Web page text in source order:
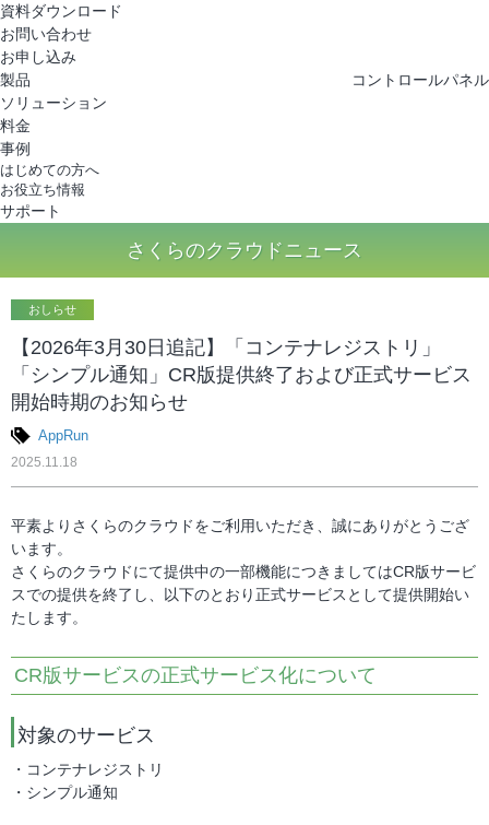
さくらのクラウド
資料ダウンロード
お問い合わせ
お申し込み
製品
ソリューション
料金
事例
はじめての方へ
お役立ち情報
サポート
コントロールパネル
さくらのクラウドニュース
おしらせ
【2026年3月30日追記】「コンテナレジストリ」
「シンプル通知」CR版提供終了および正式サービス
開始時期のお知らせ
AppRun
2025.11.18
平素よりさくらのクラウドをご利用いただき、誠にありがとうござ
います。
さくらのクラウドにて提供中の一部機能につきましてはCR版サービ
スでの提供を終了し、以下のとおり正式サービスとして提供開始い
たします。
CR版サービスの正式サービス化について
対象のサービス
・コンテナレジストリ
・シンプル通知